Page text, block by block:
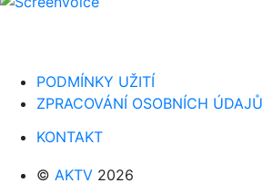
PODMÍNKY UŽITÍ
ZPRACOVÁNÍ OSOBNÍCH ÚDAJŮ
KONTAKT
© AKTV 2026